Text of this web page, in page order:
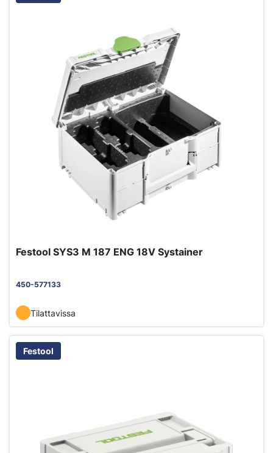
Festool SYS3 M 187 ENG 18V Systainer
450-577133
Tilattavissa
Festool